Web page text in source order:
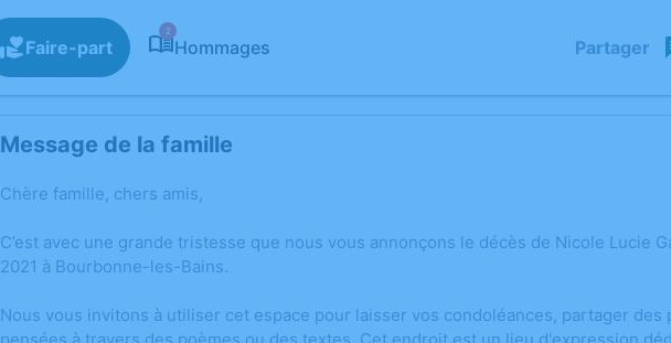
Faire-part
2
Hommages Partager
Message de la famille
Chère famille, chers amis,
C’est avec une grande tristesse que nous vous annonçons le décès de Nicole Lucie
2021 à Bourbonne-les-Bains.
Nous vous invitons à utiliser cet espace pour laisser vos condoléances, partager